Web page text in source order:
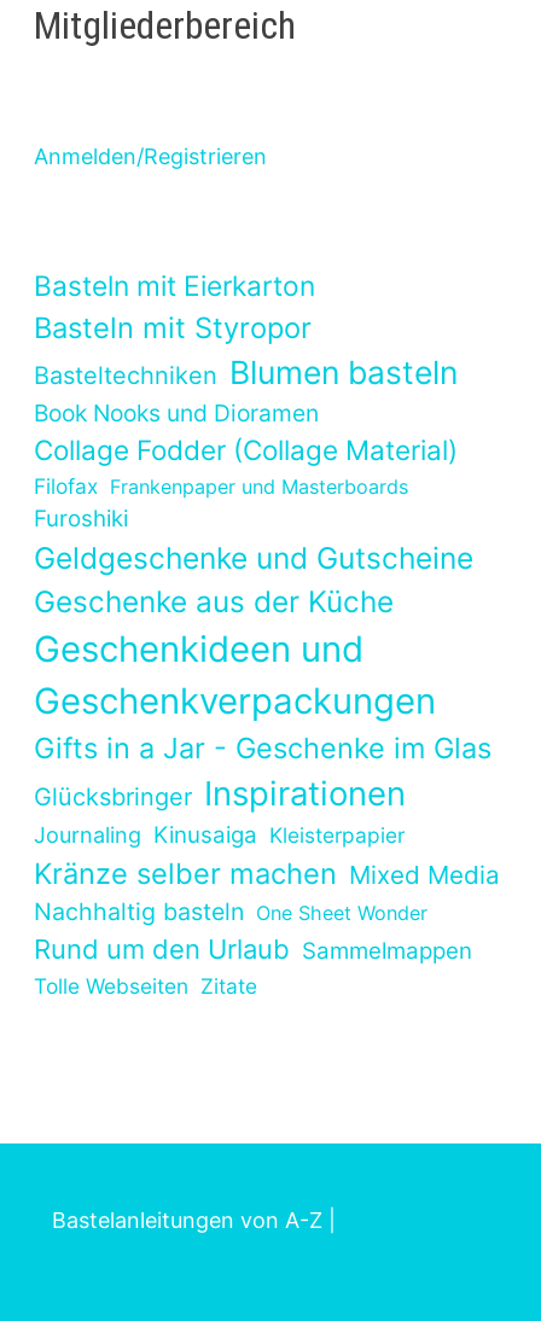
Mitgliederbereich
Anmelden/Registrieren
Basteln mit Eierkarton
Basteln mit Styropor
Basteltechniken Blumen basteln
Book Nooks und Dioramen
Collage Fodder (Collage Material)
Filofax Frankenpaper und Masterboards
Furoshiki
Geldgeschenke und Gutscheine
Geschenke aus der Küche
Geschenkideen und
Geschenkverpackungen
Gifts in a Jar - Geschenke im Glas
Glücksbringer Inspirationen
Journaling Kinusaiga Kleisterpapier
Kränze selber machen Mixed Media
Nachhaltig basteln One Sheet Wonder
Rund um den Urlaub Sammelmappen
Tolle Webseiten Zitate
Bastelanleitungen von A-Z|